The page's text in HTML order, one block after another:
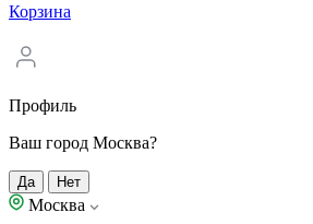
Корзина
Профиль
Ваш город Москва?
Да Нет
Москва